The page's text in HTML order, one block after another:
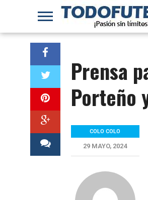
Prensa
Porteño
COLO COLO
29 MAYO, 2024